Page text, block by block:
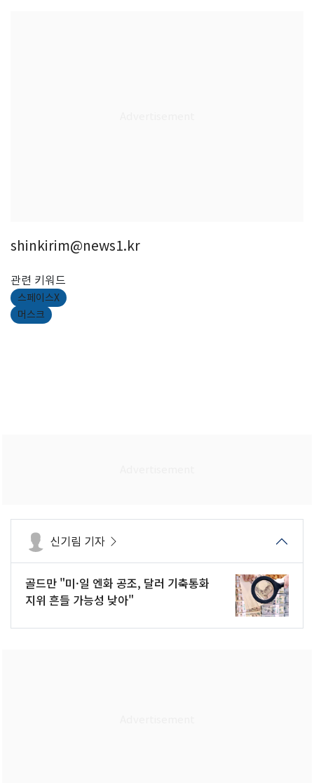
shinkirim@news1.kr
관련 키워드
스페이스X
머스크
신기림 기자
골드만 "미·일 엔화 공조, 달러 기축통화
지위 흔들 가능성 낮아"